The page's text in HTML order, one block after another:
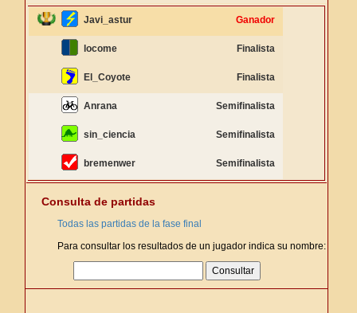
Javi_astur Ganador
locome Finalista
El_Coyote Finalista
Anrana Semifinalista
sin_ciencia Semifinalista
bremenwer Semifinalista
Consulta de partidas
Todas las partidas de la fase final
Para consultar los resultados de un jugador indica su nombre: